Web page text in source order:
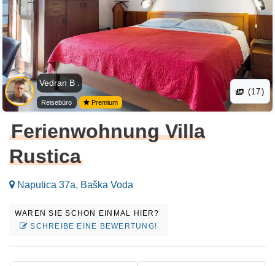
Vedran B .
Reisebüro Premium
(17)
Ferienwohnung Villa
Rustica
Naputica 37a, Baška Voda
WAREN SIE SCHON EINMAL HIER?
SCHREIBE EINE BEWERTUNG!